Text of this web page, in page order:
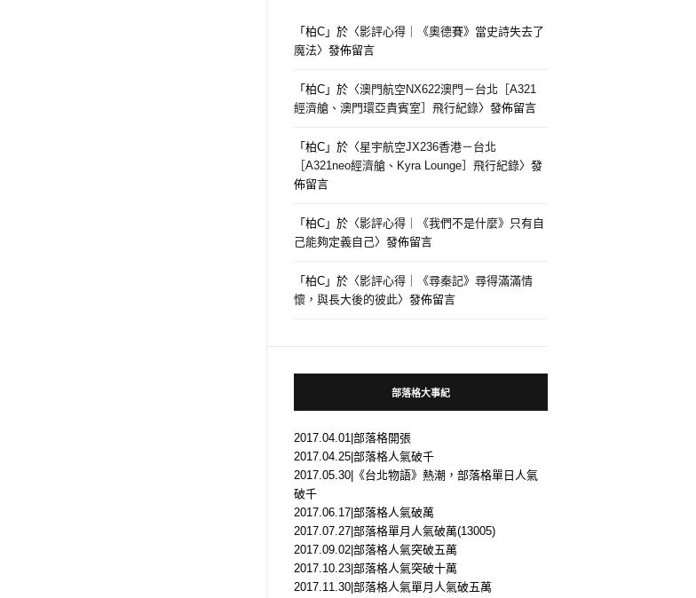
「柏C 」於〈影評心得｜《奧德賽》當史詩失去了
魔法〉發佈留言
「柏C 」於〈澳門航空NX622澳門－台北［A321
經濟艙、澳門環亞貴賓室］飛行紀錄〉發佈留言
「柏C 」於〈星宇航空JX236香港－台北
［A321neo經濟艙、Kyra Lounge］飛行紀錄〉發
佈留言
「柏C 」於〈影評心得｜《我們不是什麼》只有自
己能夠定義自己〉發佈留言
「柏C 」於〈影評心得｜《尋秦記》尋得滿滿情
懷，與長大後的彼此〉發佈留言
部落格大事紀
2017.04.01|部落格開張
2017.04.25|部落格人氣破千
2017.05.30|《台北物語》熱潮，部落格單日人氣
破千
2017.06.17|部落格人氣破萬
2017.07.27|部落格單月人氣破萬(13005)
2017.09.02|部落格人氣突破五萬
2017.10.23|部落格人氣突破十萬
2017.11.30|部落格人氣單月人氣破五萬